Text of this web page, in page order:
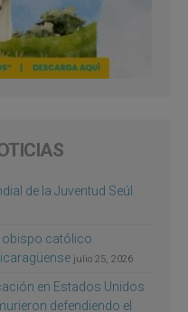
de la Juventud Seúl
obispo católico
julio 25, 2026
en Estados Unidos
defendiendo el